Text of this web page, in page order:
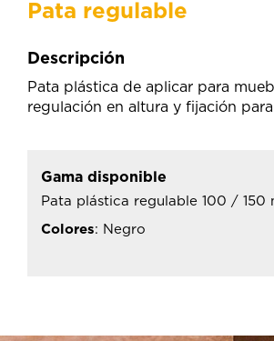
Pata regulable
Descripción
Pata plástica de aplicar para
regulación en altura y fijación
Gama disponible
Pata plástica regulable 100 / 150
Colores: Negro